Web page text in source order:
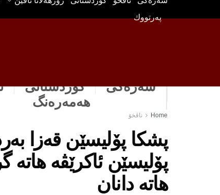
په‌رتووك
سەرەکی كوردستانى
هه‌مه‌ره‌نگ
Home ناڤخۆ
پشكا پۆلیسێن قه‌زا
پۆلیسێن ئاكرێڤه‌ هاته‌
هاته‌ دانان